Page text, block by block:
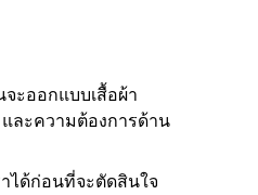
ะออกแบบเสื้อผ้า
ละความต้องการด้าน
ได้ก่อนที่จะตัดสินใจ